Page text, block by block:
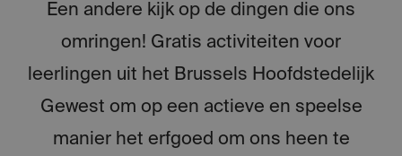
Een andere kijk op de dingen die ons
omringen! Gratis activiteiten voor
leerlingen uit het Brussels Hoofdstedelijk
Gewest om op een actieve en speelse
manier het erfgoed om ons heen te